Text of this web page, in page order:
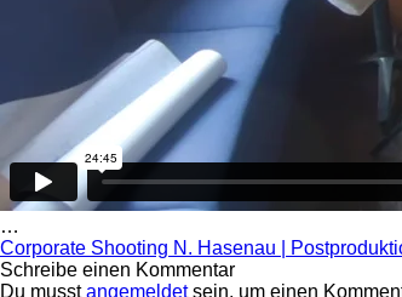
…
Corporate Shooting N. Hasenau |
Schreibe einen Kommentar
Du musstangemeldetsein, um einen